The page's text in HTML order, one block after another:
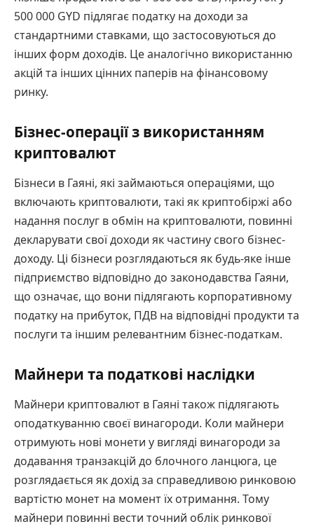
500 000 GYD підлягає податку на доходи за
стандартними ставками, що застосовуються до
інших форм доходів. Це аналогічно використанню
акцій та інших цінних паперів на фінансовому
ринку.
Бізнес-операції з використанням
криптовалют
Бізнеси в Гаяні, які займаються операціями, що
включають криптовалюти, такі як криптобіржі або
надання послуг в обмін на криптовалюти, повинні
декларувати свої доходи як частину свого бізнес-
доходу. Ці бізнеси розглядаються як будь-яке інше
підприємство відповідно до законодавства Гаяни,
що означає, що вони підлягають корпоративному
податку на прибуток, ПДВ на відповідні продукти та
послуги та іншим релевантним бізнес-податкам.
Майнери та податкові наслідки
Майнери криптовалют в Гаяні також підлягають
оподаткуванню своєї винагороди. Коли майнери
отримують нові монети у вигляді винагороди за
додавання транзакцій до блочного ланцюга, це
розглядається як дохід за справедливою ринковою
вартістю монет на момент їх отримання. Тому
майнери повинні вести точний облік ринкової